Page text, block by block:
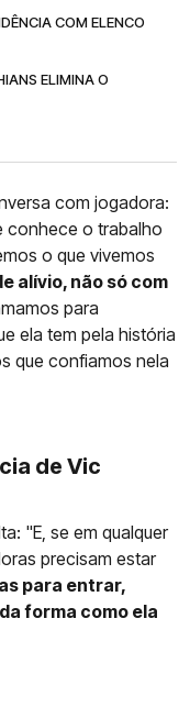
COM ELENCO
ELIMINA O
com jogadora:
conhece o trabalho
o que vivemos
alívio, não só com
para
ela tem pela história
que confiamos nela
de Vic
"E, se em qualquer
precisam estar
para entrar,
forma como ela